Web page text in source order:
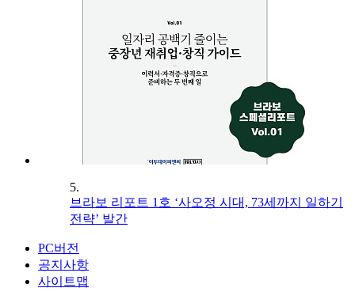
5.
브라보 리포트 1호 ‘사오정 시대, 73세까지 일하기
전략’ 발간
PC버전
공지사항
사이트맵